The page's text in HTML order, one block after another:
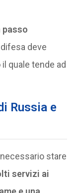
passo
deve
quale tende ad
Russia e
stare
servizi ai